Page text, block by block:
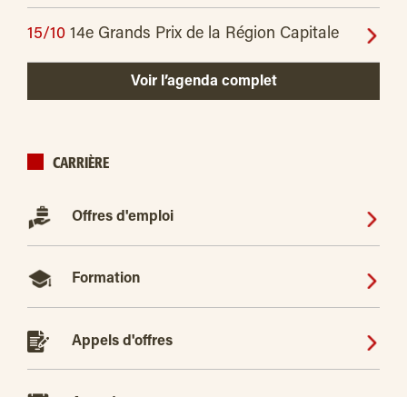
15/10 14e Grands Prix de la Région Capitale
Voir l’agenda complet
CARRIÈRE
Offres d'emploi
Formation
Appels d'offres